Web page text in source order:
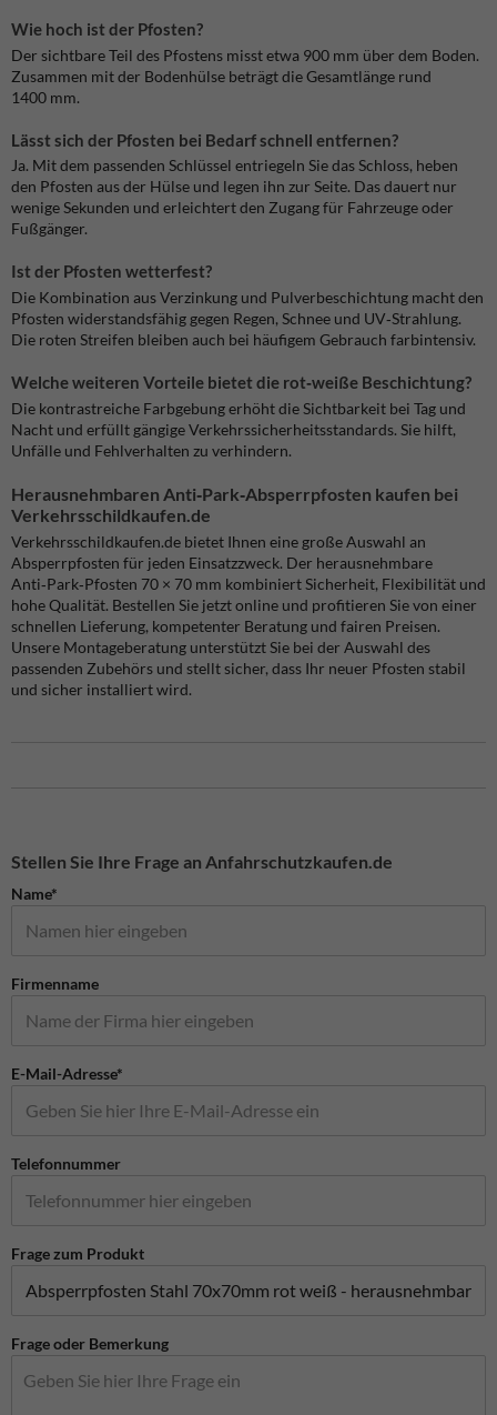
Wie hoch ist der Pfosten?
Der sichtbare Teil des Pfostens misst etwa 900 mm über dem Boden.
Zusammen mit der Bodenhülse beträgt die Gesamtlänge rund
1400 mm.
Lässt sich der Pfosten bei Bedarf schnell entfernen?
Ja. Mit dem passenden Schlüssel entriegeln Sie das Schloss, heben
den Pfosten aus der Hülse und legen ihn zur Seite. Das dauert nur
wenige Sekunden und erleichtert den Zugang für Fahrzeuge oder
Fußgänger.
Ist der Pfosten wetterfest?
Die Kombination aus Verzinkung und Pulverbeschichtung macht den
Pfosten widerstandsfähig gegen Regen, Schnee und UV‑Strahlung.
Die roten Streifen bleiben auch bei häufigem Gebrauch farbintensiv.
Welche weiteren Vorteile bietet die rot‑weiße Beschichtung?
Die kontrastreiche Farbgebung erhöht die Sichtbarkeit bei Tag und
Nacht und erfüllt gängige Verkehrssicherheitsstandards. Sie hilft,
Unfälle und Fehlverhalten zu verhindern.
Herausnehmbaren Anti‑Park‑Absperrpfosten kaufen bei
Verkehrsschildkaufen.de
Verkehrsschildkaufen.de bietet Ihnen eine große Auswahl an
Absperrpfosten für jeden Einsatzzweck. Der herausnehmbare
Anti‑Park‑Pfosten 70 × 70 mm kombiniert Sicherheit, Flexibilität und
hohe Qualität. Bestellen Sie jetzt online und profitieren Sie von einer
schnellen Lieferung, kompetenter Beratung und fairen Preisen.
Unsere Montageberatung unterstützt Sie bei der Auswahl des
passenden Zubehörs und stellt sicher, dass Ihr neuer Pfosten stabil
und sicher installiert wird.
Stellen Sie Ihre Frage an Anfahrschutzkaufen.de
Name*
Firmenname
E-Mail-Adresse*
Telefonnummer
Frage zum Produkt
Frage oder Bemerkung